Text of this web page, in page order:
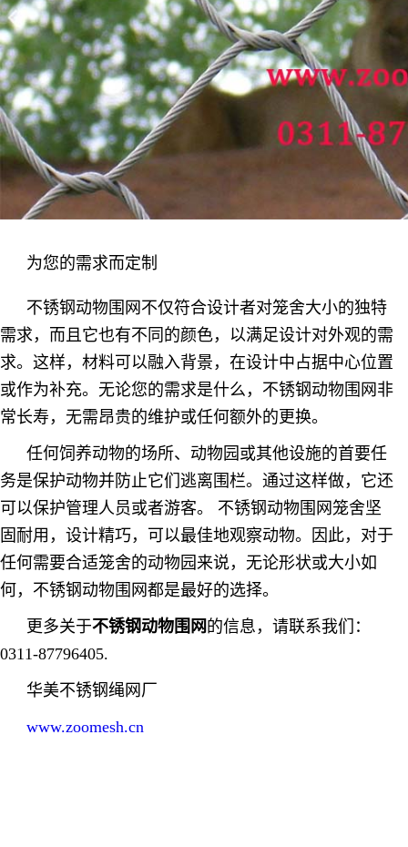
为您的需求而定制
不锈钢动物围网不仅符合设计者对笼舍大小的独特
需求，而且它也有不同的颜色，以满足设计对外观的需
求。这样，材料可以融入背景，在设计中占据中心位置
或作为补充。无论您的需求是什么，不锈钢动物围网非
常长寿，无需昂贵的维护或任何额外的更换。
任何饲养动物的场所、动物园或其他设施的首要任
务是保护动物并防止它们逃离围栏。通过这样做，它还
可以保护管理人员或者游客。 不锈钢动物围网笼舍坚
固耐用，设计精巧，可以最佳地观察动物。因此，对于
任何需要合适笼舍的动物园来说，无论形状或大小如
何，不锈钢动物围网都是最好的选择。
更多关于不锈钢动物围网 的信息，请联系我们：
0311-87796405.
华美不锈钢绳网厂
www.zoomesh.cn